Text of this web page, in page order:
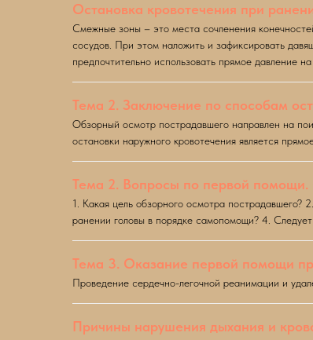
Остановка кровотечения при
Смежные зоны – это места сочленения
сосудов. При этом наложить и зафиксировать
предпочтительно использовать прямое давление на
Тема 2. Заключение по способам
Обзорный осмотр пострадавшего направлен на
остановки наружного кровотечения является
Тема 2. Вопросы по первой помощи.
1. Какая цель обзорного осмотра
ранении головы в порядке самопомощи? 4.
Тема 3. Оказание первой помощи
Проведение сердечно-легочной реанимации и
Причины нарушения дыхания и